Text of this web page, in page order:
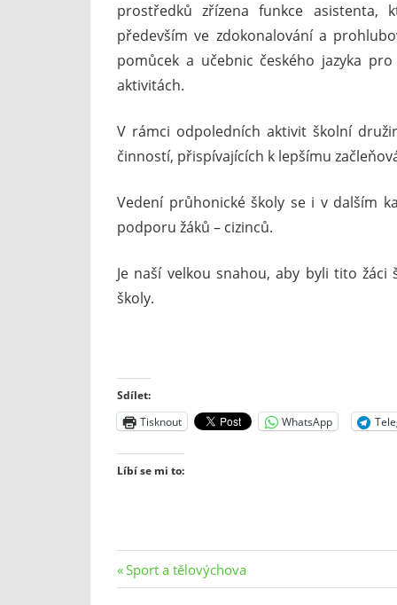
prostředků zřízena funkce
především ve zdokonalování a
pomůcek a učebnic českého jazyka
aktivitách.
V rámci odpoledních aktivit školní
činností, přispívajících k lepšímu
Vedení průhonické školy se i v dalším
podporu žáků – cizinců.
Je naší velkou snahou, aby byli tito
školy.
Sdílet:
Tisknout
WhatsApp
Líbí se mi to:
Navigace
Previous
Post:
Sport a tělovýchova